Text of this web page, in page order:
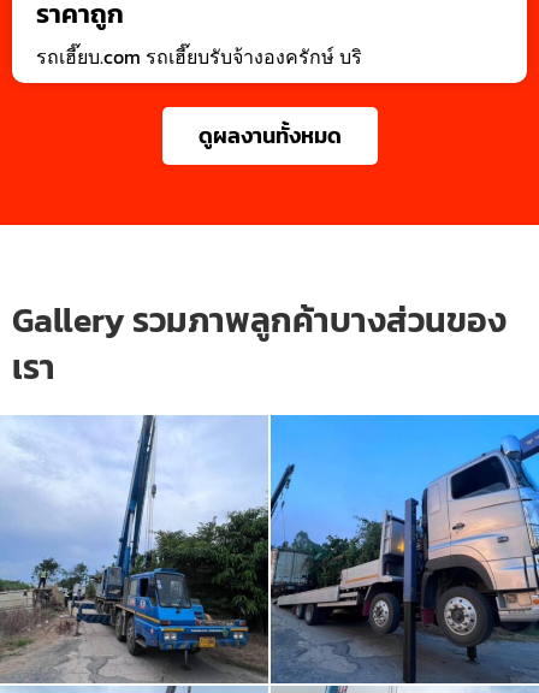
ราคาถูก
รถเฮี๊ยบ.com รถเฮี๊ยบรับจ้างองครักษ์ บริ
ดูผลงานทั้งหมด
Gallery รวมภาพลูกค้าบางส่วนของ
เรา